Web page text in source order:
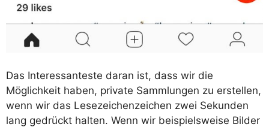
Das Interessanteste daran ist, dass wir die
Möglichkeit haben, private Sammlungen zu erstellen,
wenn wir das Lesezeichenzeichen zwei Sekunden
lang gedrückt halten. Wenn wir beispielsweise Bilder